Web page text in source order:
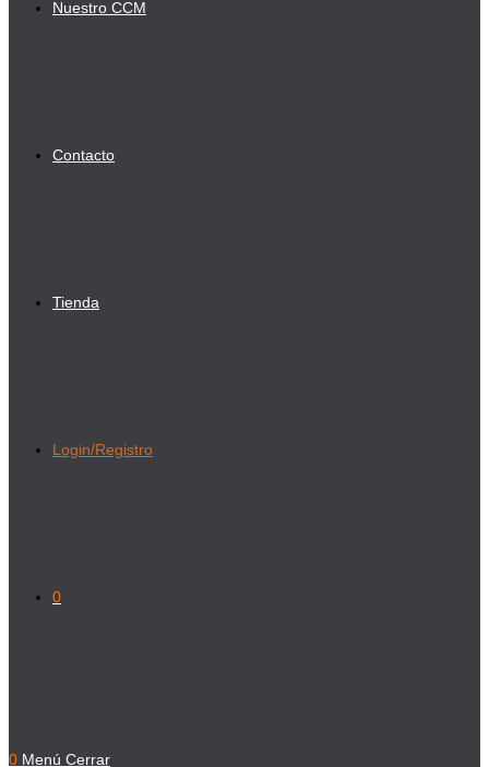
Nuestro CCM
Contacto
Tienda
Login/Registro
0
0 Menú Cerrar